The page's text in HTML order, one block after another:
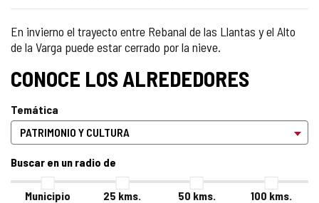
ruta
En invierno el trayecto entre Rebanal de las Llantas y el Alto
de la Varga puede estar cerrado por la nieve.
CONOCE LOS ALREDEDORES
Temática
Buscar en un radio de
Municipio 25 kms. 50 kms. 100 kms.